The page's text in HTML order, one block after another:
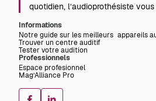
quotidien, l’audioprothésiste
Informations
Notre guide sur les meilleurs appareils
Trouver un centre auditif
Tester votre audition
Professionnels
Espace profesionnel
Mag’Alliance Pro